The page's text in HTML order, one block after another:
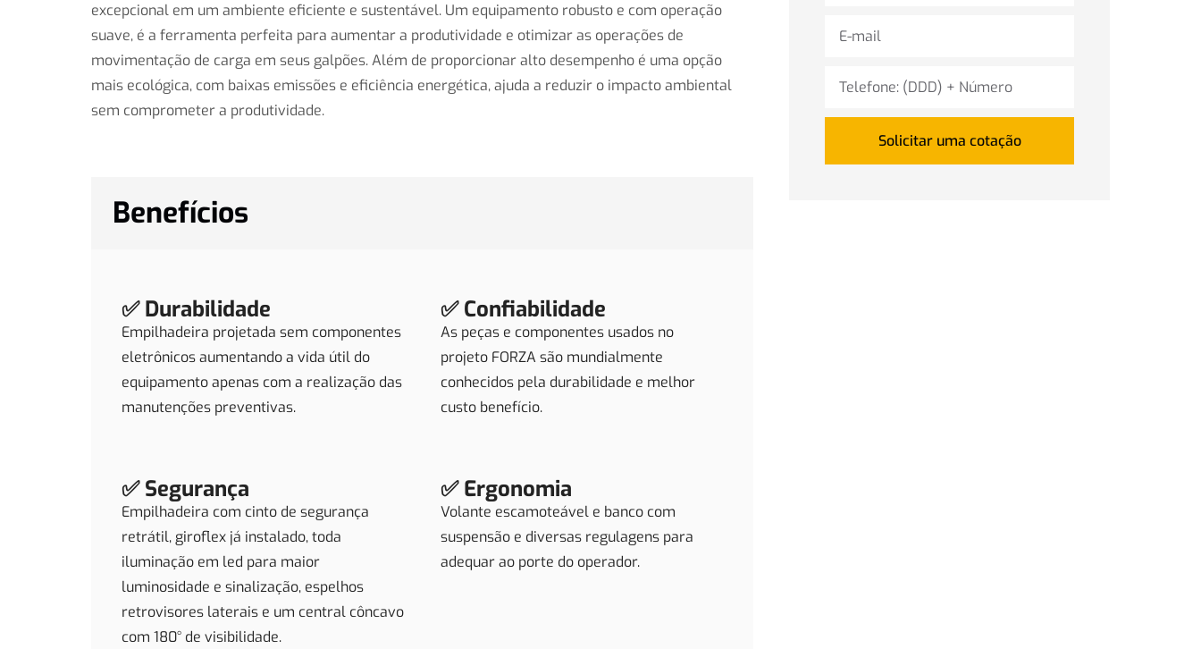
excepcional em um ambiente eficiente e sustentável. Um equipamento robusto e com operação
suave, é a ferramenta perfeita para aumentar a produtividade e otimizar as operações de
movimentação de carga em seus galpões. Além de proporcionar alto desempenho é uma opção
mais ecológica, com baixas emissões e eficiência energética, ajuda a reduzir o impacto ambiental
sem comprometer a produtividade.
Benefícios
✅ Durabilidade
Empilhadeira projetada sem componentes
eletrônicos aumentando a vida útil do
equipamento apenas com a realização das
manutenções preventivas.
✅ Confiabilidade
As peças e componentes usados no
projeto FORZA são mundialmente
conhecidos pela durabilidade e melhor
custo benefício.
✅ Segurança
Empilhadeira com cinto de segurança
retrátil, giroflex já instalado, toda
iluminação em led para maior
luminosidade e sinalização, espelhos
retrovisores laterais e um central côncavo
com 180° de visibilidade.
✅ Ergonomia
Volante escamoteável e banco com
suspensão e diversas regulagens para
adequar ao porte do operador.
Solicitar uma cotação